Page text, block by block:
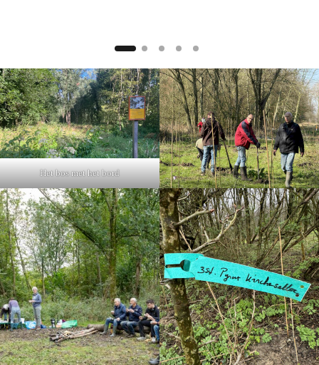
Het bos met het bord